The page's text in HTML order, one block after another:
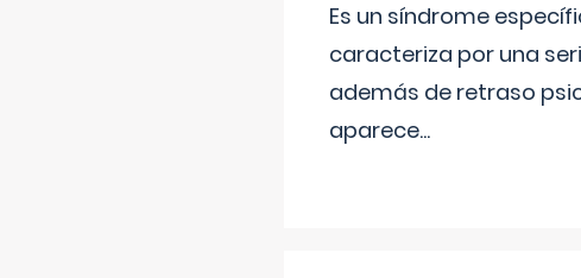
Es un síndrome
caracteriza por una
además de retraso
aparece...